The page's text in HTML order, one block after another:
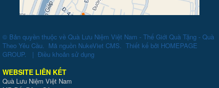
© Bản quyền thuộc về Quà Lưu Niệm Việt Nam - Thế Giới Quà Tặng - Quà
Theo Yêu Cầu. Mã nguồn NukeViet CMS. Thiết kế bởi HOMEPAGE
GROUP. | Điều khoản sử dụng
WEBSITE LIÊN KẾT
Quà Lưu Niệm Việt Nam